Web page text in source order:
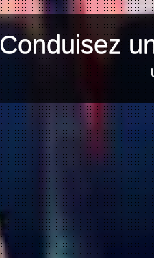
Conduisez